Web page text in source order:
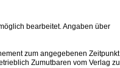
bearbeitet. Angaben über
zum angegebenen Zeitpunkt
Zumutbaren vom Verlag zu